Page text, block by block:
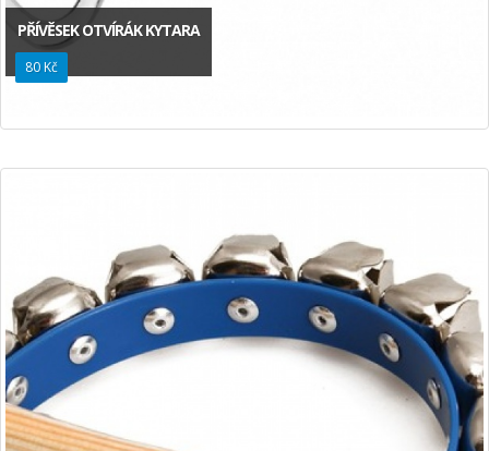
PŘÍVĚSEK OTVÍRÁK KYTARA
80 Kč